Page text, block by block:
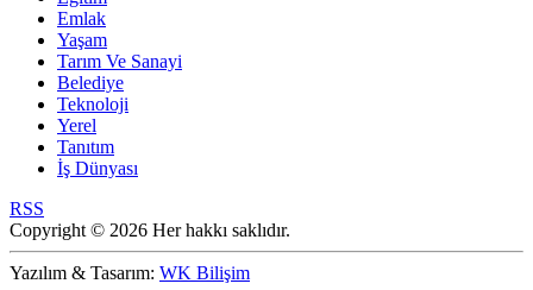
Emlak
Yaşam
Tarım Ve Sanayi
Belediye
Teknoloji
Yerel
Tanıtım
İş Dünyası
RSS
Copyright © 2026 Her hakkı saklıdır.
Yazılım & Tasarım: WK Bilişim